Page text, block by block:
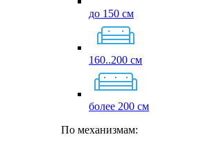
до 150 см
160..200 см
более 200 см
По механизмам: